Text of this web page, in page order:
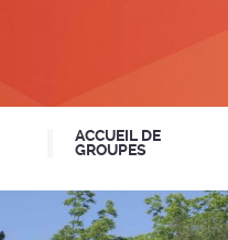
ACCUEIL DE
GROUPES